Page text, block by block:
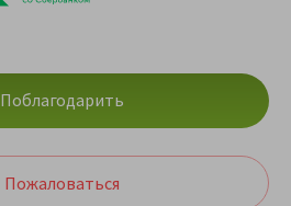
Поблагодарить
Пожаловаться